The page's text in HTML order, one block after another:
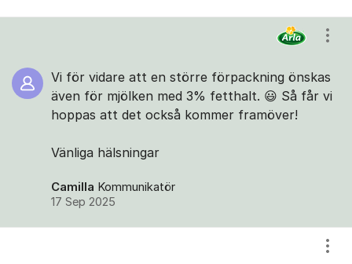
Vi för vidare att en större förpackning önskas
även för mjölken med 3% fetthalt. 😃 Så får vi
hoppas att det också kommer framöver!
Vänliga hälsningar
Camilla Kommunikatör
17 Sep 2025